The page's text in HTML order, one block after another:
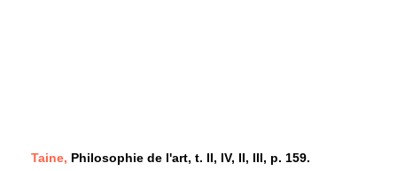
Taine, Philosophie de l'art, t. II, IV, II, III, p. 159.